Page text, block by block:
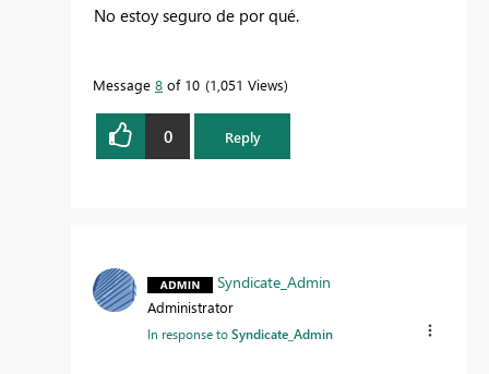
No estoy seguro de por qué.
Message 8 of 10 1,051 Views
0 Reply
Syndicate_Admin
Administrator
In response toSyndicate_Admin